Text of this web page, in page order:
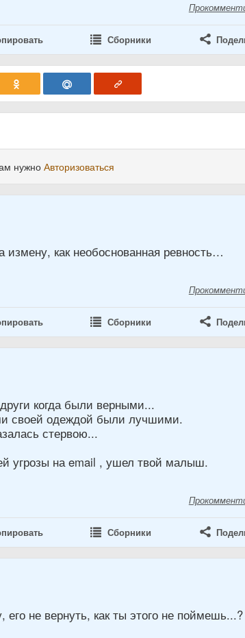
Сборники
нужноАвторизоваться
измену, как необоснованная ревность…
Сборники
когда были верными...
своей одеждой были лучшими.
стервою...
угрозы на email , ушел твой малыш.
Сборники
не вернуть, как ты этого не поймешь...?